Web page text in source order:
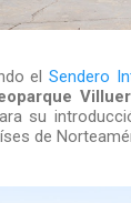
el Sendero
su
de